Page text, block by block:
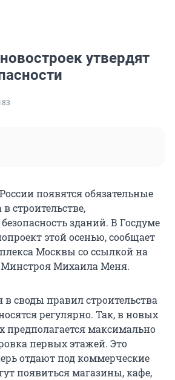
утвердят
появятся обязательные
строительстве,
зданий. В Госдуме
этой осенью, сообщает
Москвы со ссылкой на
Минстроя Михаила Меня.
своды правил строительства
регулярно. Так, в новых
предполагается максимально
первых этажей. Это
отдают под коммерческие
появиться магазины, кафе,